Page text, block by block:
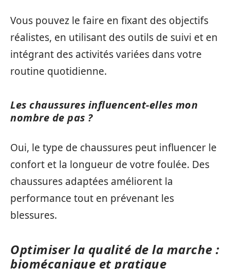
Vous pouvez le faire en fixant des objectifs
réalistes, en utilisant des outils de suivi et en
intégrant des activités variées dans votre
routine quotidienne.
Les chaussures influencent-elles mon
nombre de pas ?
Oui, le type de chaussures peut influencer le
confort et la longueur de votre foulée. Des
chaussures adaptées améliorent la
performance tout en prévenant les
blessures.
Optimiser la qualité de la marche :
biomécanique et pratique